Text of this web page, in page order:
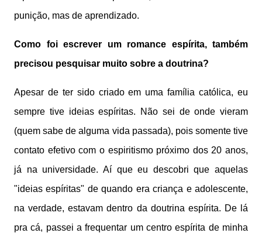
punição, mas de aprendizado.
Como foi escrever um romance espírita, também
precisou pesquisar muito sobre a doutrina?
Apesar de ter sido criado em uma família católica, eu
sempre tive ideias espíritas. Não sei de onde vieram
(quem sabe de alguma vida passada), pois somente tive
contato efetivo com o espiritismo próximo dos 20 anos,
já na universidade. Aí que eu descobri que aquelas
"ideias espíritas" de quando era criança e adolescente,
na verdade, estavam dentro da doutrina espírita. De lá
pra cá, passei a frequentar um centro espírita de minha